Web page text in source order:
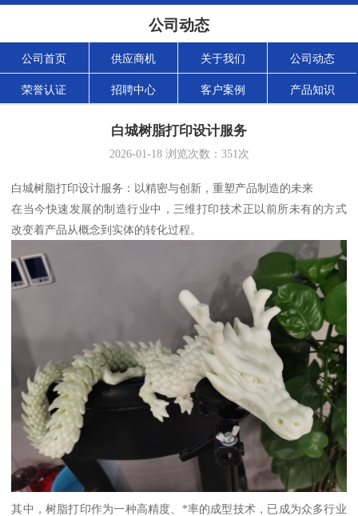
公司动态
公司首页 供应商机 关于我们 公司动态
荣誉认证 招聘中心 客户案例 产品知识
白城树脂打印设计服务
2026-01-18浏览次数： 351次
白城树脂打印设计服务：以精密与创新，重塑产品制造的未来
在当今快速发展的制造行业中，三维打印技术正以前所未有的方式
改变着产品从概念到实体的转化过程。
其中，树脂打印作为一种高精度、*率的成型技术，已成为众多行业